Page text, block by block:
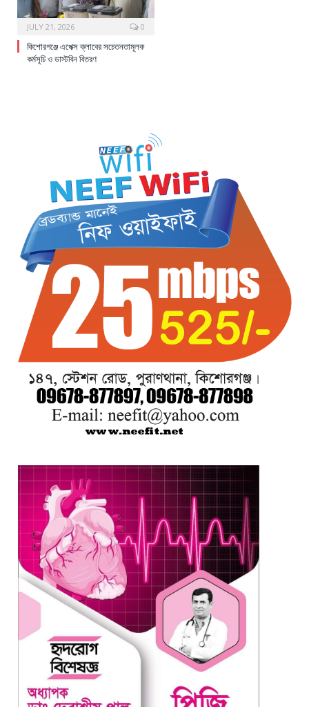
JULY 21, 2026 0
কিশোরগঞ্জে এপেক্স ক্লাবের সচেতনতামূলক
কর্মসূচি ও ডাস্টবিন বিতরণ